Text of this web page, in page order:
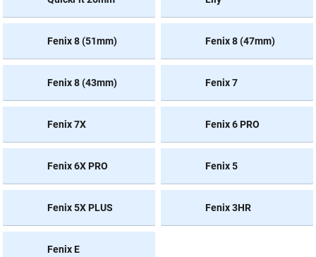
ZBOŽÍ
Fenix 8 (51mm) Fenix 8 (47mm)
Fenix 8 (43mm) Fenix 7
Fenix 7X Fenix 6 PRO
Fenix 6X PRO Fenix 5
Fenix 5X PLUS Fenix 3HR
Fenix E